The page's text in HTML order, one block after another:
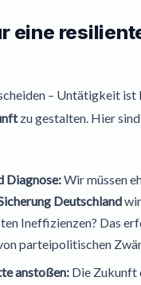
eine
– Untätigkeit
zu gestalten. Hier
Diagnose:Wir müssen
Deutschland
Ineffizienzen? Das
parteipolitischen
anstoßen: Die Zukunft